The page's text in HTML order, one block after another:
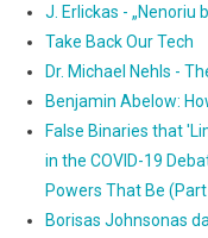
J. Erlickas - „Nenoriu
Take Back Our Tech
Dr. Michael Nehls -
Benjamin Abelow:
False Binaries that
in the COVID-19
Powers That Be
Borisas Johnsonas